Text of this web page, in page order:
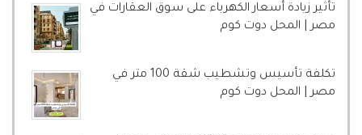
تأثير زيادة أسعار الكهرباء على سوق العقارات في
مصر | المحل دوت كوم
تكلفة تأسيس وتشطيب شقة 100 متر في
مصر | المحل دوت كوم